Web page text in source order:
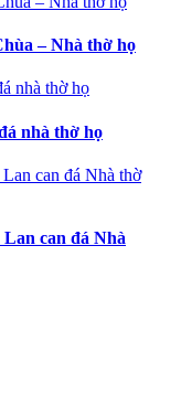
– Nhà thờ họ
nhà thờ họ
can đá Nhà